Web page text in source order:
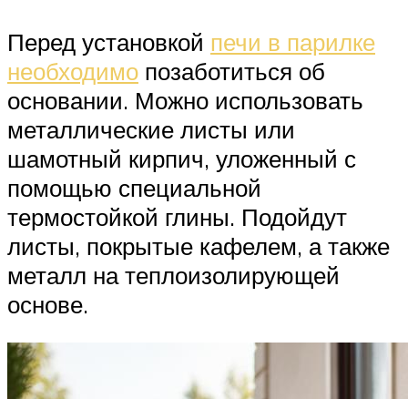
Перед установкой печи в парилке
необходимо позаботиться об
основании. Можно использовать
металлические листы или
шамотный кирпич, уложенный с
помощью специальной
термостойкой глины. Подойдут
листы, покрытые кафелем, а также
металл на теплоизолирующей
основе.